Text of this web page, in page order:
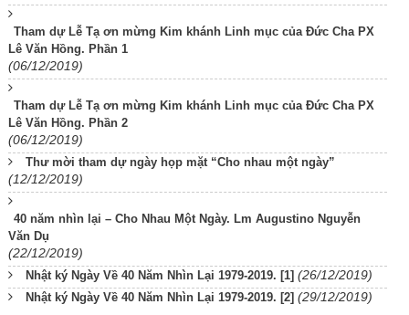
Tham dự Lễ Tạ ơn mừng Kim khánh Linh mục của Đức Cha PX
Lê Văn Hồng. Phần 1
(06/12/2019)
Tham dự Lễ Tạ ơn mừng Kim khánh Linh mục của Đức Cha PX
Lê Văn Hồng. Phần 2
(06/12/2019)
Thư mời tham dự ngày họp mặt “Cho nhau một ngày”
(12/12/2019)
40 năm nhìn lại – Cho Nhau Một Ngày. Lm Augustino Nguyễn
Văn Dụ
(22/12/2019)
Nhật ký Ngày Về 40 Năm Nhìn Lại 1979-2019. [1] (26/12/2019)
Nhật ký Ngày Về 40 Năm Nhìn Lại 1979-2019. [2] (29/12/2019)